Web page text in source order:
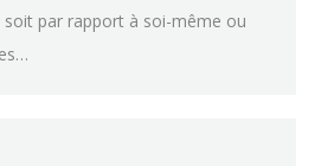
soit par rapport à soi-même ou